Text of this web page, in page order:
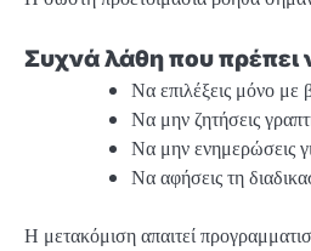
Συχνά λάθη που πρέπει
Να επιλέξεις μόνο με
Να μην ζητήσεις
Να μην ενημερώσεις
Να αφήσεις τη
Η μετακόμιση απαιτεί